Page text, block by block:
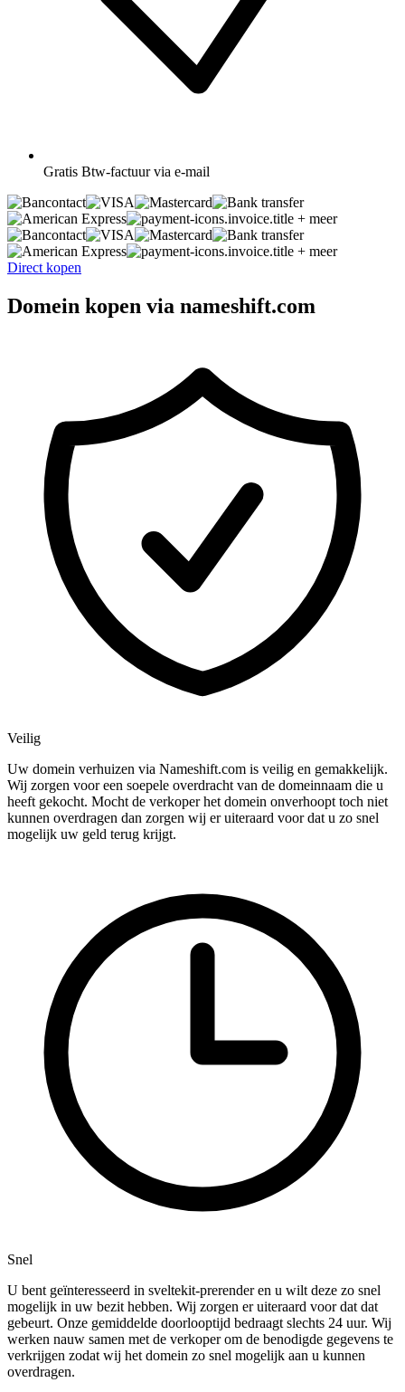
Gratis Btw-factuur via e-mail
+ meer
+ meer
Direct kopen
Domein kopen via nameshift.com
Veilig
Uw domein verhuizen via Nameshift.com is veilig en gemakkelijk.
Wij zorgen voor een soepele overdracht van de domeinnaam die u
heeft gekocht. Mocht de verkoper het domein onverhoopt toch niet
kunnen overdragen dan zorgen wij er uiteraard voor dat u zo snel
mogelijk uw geld terug krijgt.
Snel
U bent geïnteresseerd in sveltekit-prerender en u wilt deze zo snel
mogelijk in uw bezit hebben. Wij zorgen er uiteraard voor dat dat
gebeurt. Onze gemiddelde doorlooptijd bedraagt slechts 24 uur. Wij
werken nauw samen met de verkoper om de benodigde gegevens te
verkrijgen zodat wij het domein zo snel mogelijk aan u kunnen
overdragen.